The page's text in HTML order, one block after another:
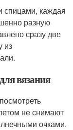
спицами, каждая
разную
сразу две
из
вязания
не снимают
очками.